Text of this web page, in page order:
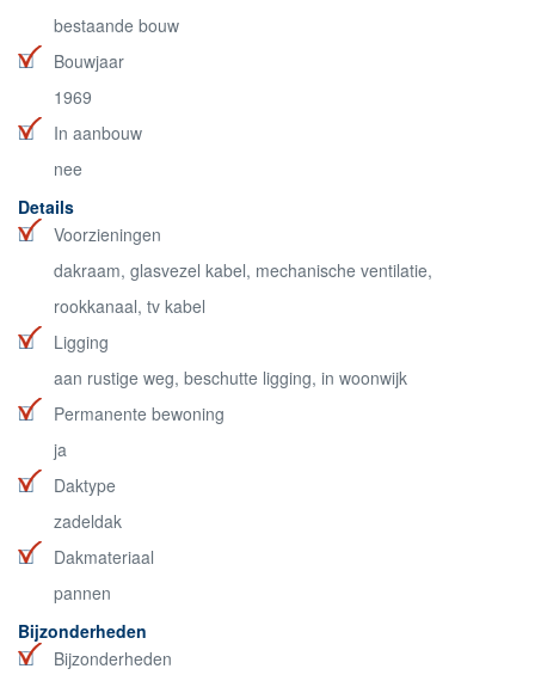
bestaande bouw
Bouwjaar
1969
In aanbouw
nee
Details
Voorzieningen
dakraam, glasvezel kabel, mechanische ventilatie,
rookkanaal, tv kabel
Ligging
aan rustige weg, beschutte ligging, in woonwijk
Permanente bewoning
ja
Daktype
zadeldak
Dakmateriaal
pannen
Bijzonderheden
Bijzonderheden